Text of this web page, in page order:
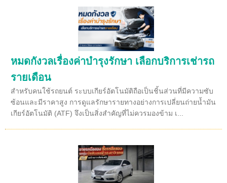
หมดกังวลเรื่องค่าบำรุงรักษา เลือกบริการเช่ารถ
รายเดือน
สำหรับคนใช้รถยนต์ ระบบเกียร์อัตโนมัติถือเป็นชิ้นส่วนที่มีความซับ
ซ้อนและมีราคาสูง การดูแลรักษารายทางอย่างการเปลี่ยนถ่ายน้ำมัน
เกียร์อัตโนมัติ (ATF) จึงเป็นสิ่งสำคัญที่ไม่ควรมองข้าม เ...